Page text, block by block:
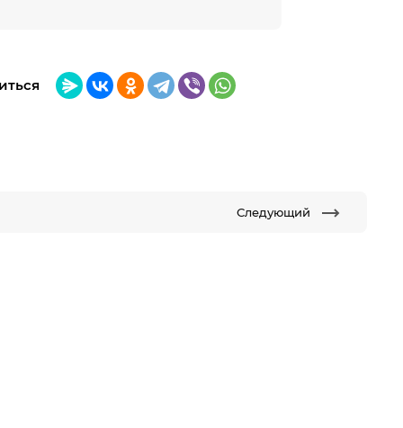
Следующий